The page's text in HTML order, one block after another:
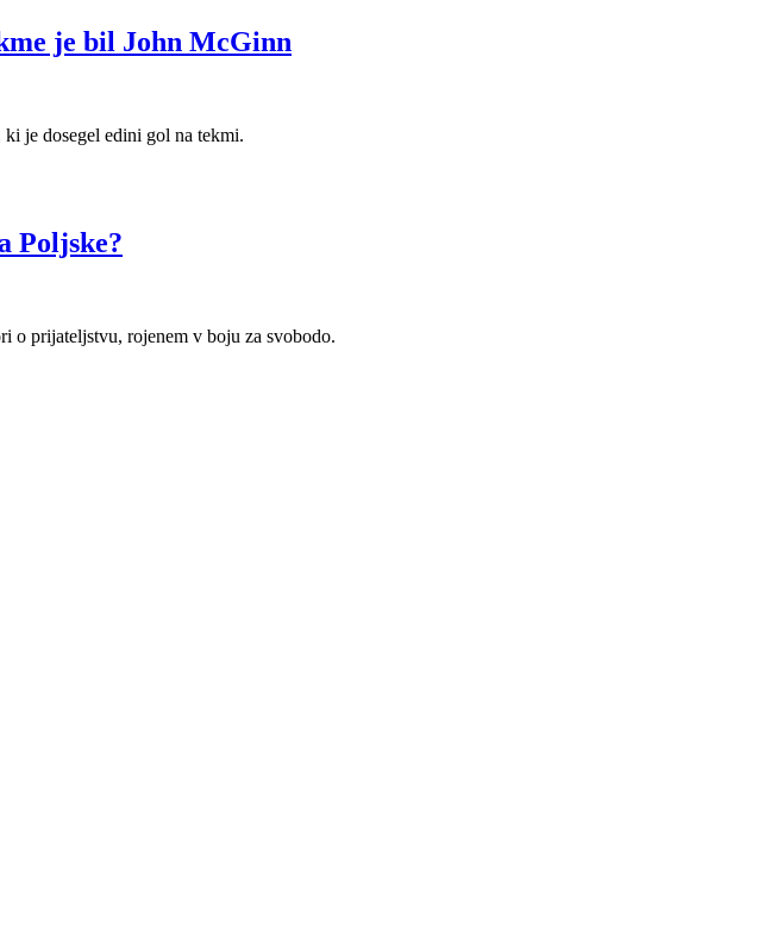
je bil John McGinn
je dosegel edini gol na tekmi.
Poljske?
o prijateljstvu, rojenem v boju za svobodo.